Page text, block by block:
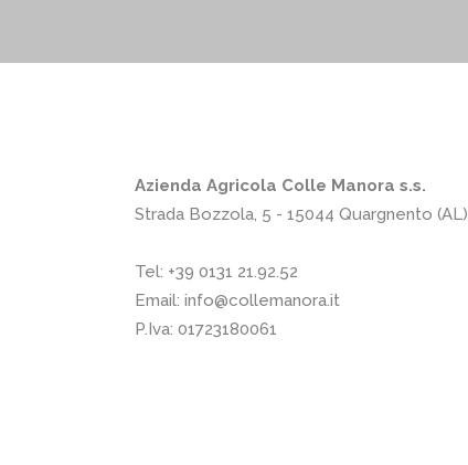
Azienda Agricola Colle Manora s.s.
Strada Bozzola, 5 - 15044 Quargnento (AL)
Tel: +39 0131 21.92.52
Email: info@collemanora.it
P.Iva: 01723180061